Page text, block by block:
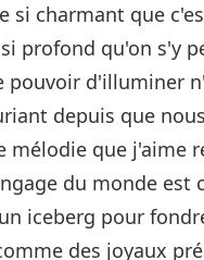
si charmant que
profond qu'on s'y
pouvoir d'illuminer
depuis que
mélodie que j'aime
du monde
iceberg pour
des joyaux